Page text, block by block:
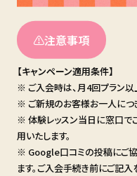
⚠注意事項
【キャンペーン適用条件】
※ ご入会時は、月4回プラン以
※ ご新規のお客様お一人につ
※ 体験レッスン当日に窓口で
用いたします。
※ Google口コミの投稿にご
ます。ご入会手続き前にご記入